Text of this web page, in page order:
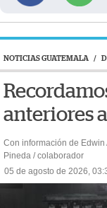
NOTICIAS GUATEMALA /
anteriores
Con información de Edwin
Pineda / colaborador
05 de agosto de 2026,